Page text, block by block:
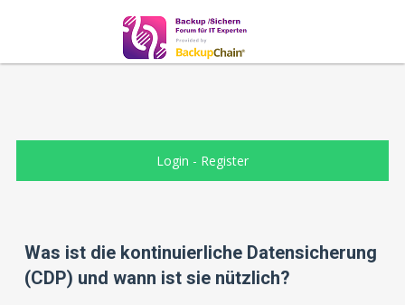
Login - Register
Was ist die kontinuierliche Datensicherung
(CDP) und wann ist sie nützlich?